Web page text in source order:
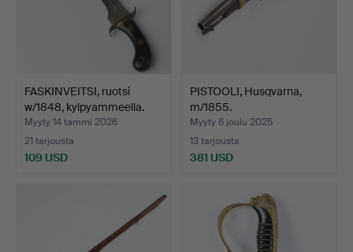
FASKINVEITSI, ruotsi
w/1848, kylpyammeella.
Myyty 14 tammi 2026
21 tarjousta
109 USD
PISTOOLI, Husqvarna,
m/1855.
Myyty 6 joulu 2025
13 tarjousta
381 USD